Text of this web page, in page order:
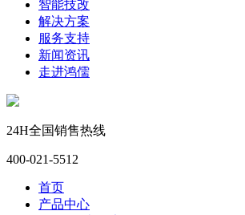
智能技改
解决方案
服务支持
新闻资讯
走进鸿儒
24H全国销售热线
400-021-5512
首页
产品中心